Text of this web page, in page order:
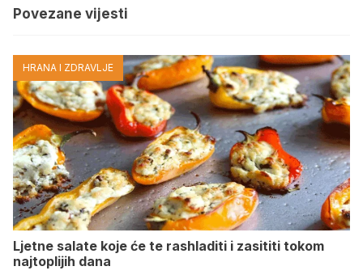
Povezane vijesti
HRANA I ZDRAVLJE
Ljetne salate koje će te rashladiti i zasititi tokom
najtoplijih dana